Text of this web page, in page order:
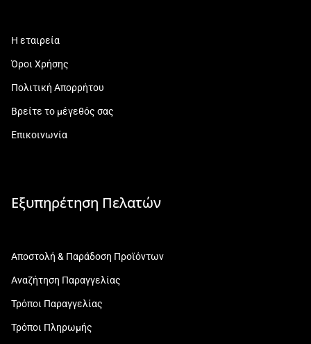
Η εταιρεία
Όροι Χρήσης
Πολιτική Απορρήτου
Βρείτε το μέγεθός σας
Επικοινωνία
Εξυπηρέτηση Πελατών
Αποστολή & Παράδοση Προϊόντων
Αναζήτηση Παραγγελίας
Τρόποι Παραγγελίας
Τρόποι Πληρωμής